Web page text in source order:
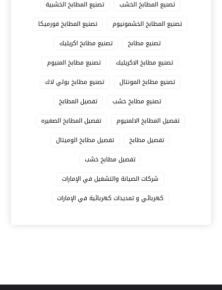
تصنيع المطابخ الخشب
تصنيع المطابخ الخشبية
تصنيع المطابخ الخشمونيوم
تصنيع المطابخ فورميكا
تصنيع مطابخ
تصنيع مطابخ اكريليك
تصنيع مطابخ الاكريليك
تصنيع مطابخ المنيوم
تصنيع مطابخ المونتال
تصنيع مطابخ بولي لاك
تصنيع مطابخ خشب
تفصيل المطابخ
تفصيل المطابخ الالمنيوم
تفصيل المطابخ الصغيره
تفصيل مطابخ
تفصيل مطابخ الوميتال
تفصيل مطابخ خشب
شركات الصيانة والتشغيل في الإمارات
كهربائي و تمديدات كهربائية في الإمارات